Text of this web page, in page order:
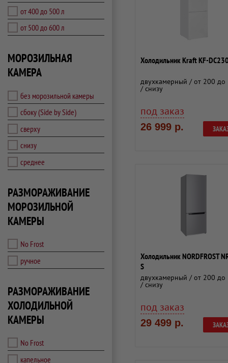
от 400 до 500 л
от 500 до 600 л
МОРОЗИЛЬНАЯ
КАМЕРА
без морозильной камеры
сбоку (Side by Side)
сверху
снизу
среднее
РАЗМОРАЖИВАНИЕ
МОРОЗИЛЬНОЙ
КАМЕРЫ
No Frost
ручное
РАЗМОРАЖИВАНИЕ
ХОЛОДИЛЬНОЙ
КАМЕРЫ
No Frost
капельное
Холодильник Kraft KF-
двухкамерный / от 200 до
/ снизу
под заказ
26 999 р.
Холодильник NORDFROST
S
двухкамерный / от 200 до
/ снизу
под заказ
29 499 р.